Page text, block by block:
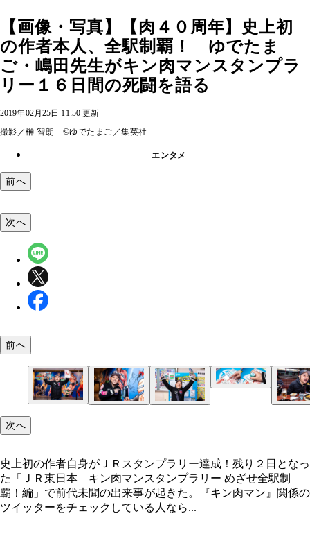
【画像・写真】【肉４０周年】史上初
の作者本人、全駅制覇！ ゆでたま
ご・嶋田先生がキン肉マンスタンプラ
リー１６日間の死闘を語る
2019年02月25日 11:50 更新
撮影／榊 智朗 ©ゆでたまご／集英社
エンタメ
前へ
次へ
前へ
次へ
史上初の作者自身がＪＲスタンプラリー達成！残り２日となっ
た「ＪＲ東日本 キン肉マンスタンプラリー めざせ全駅制
覇！編」で前代未聞の出来事が起きた。『キン肉マン』関係の
ツイッターをチェックしている人なら...